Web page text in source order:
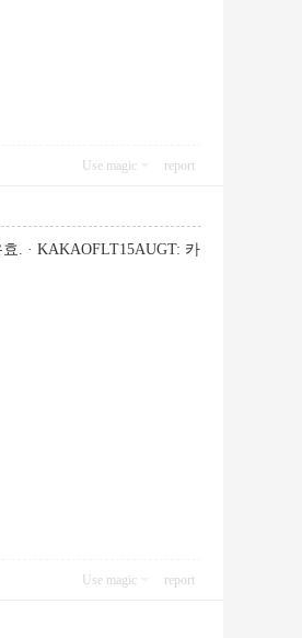
Use magic report
. · KAKAOFLT15AUGT: 카
Use magic report